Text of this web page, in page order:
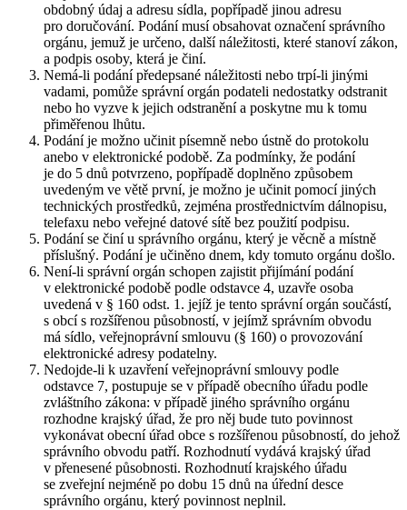
obdobný údaj a adresu sídla, popřípadě jinou adresu
pro doručování. Podání musí obsahovat označení správního
orgánu, jemuž je určeno, další náležitosti, které stanoví zákon,
a podpis osoby, která je činí.
Nemá-li podání předepsané náležitosti nebo trpí-li jinými
vadami, pomůže správní orgán podateli nedostatky odstranit
nebo ho vyzve k jejich odstranění a poskytne mu k tomu
přiměřenou lhůtu.
Podání je možno učinit písemně nebo ústně do protokolu
anebo v elektronické podobě. Za podmínky, že podání
je do 5 dnů potvrzeno, popřípadě doplněno způsobem
uvedeným ve větě první, je možno je učinit pomocí jiných
technických prostředků, zejména prostřednictvím dálnopisu,
telefaxu nebo veřejné datové sítě bez použití podpisu.
Podání se činí u správního orgánu, který je věcně a místně
příslušný. Podání je učiněno dnem, kdy tomuto orgánu došlo.
Není-li správní orgán schopen zajistit přijímání podání
v elektronické podobě podle odstavce 4, uzavře osoba
uvedená v § 160 odst. 1. jejíž je tento správní orgán součástí,
s obcí s rozšířenou působností, v jejímž správním obvodu
má sídlo, veřejnoprávní smlouvu (§ 160) o provozování
elektronické adresy podatelny.
Nedojde-li k uzavření veřejnoprávní smlouvy podle
odstavce 7, postupuje se v případě obecního úřadu podle
zvláštního zákona: v případě jiného správního orgánu
rozhodne krajský úřad, že pro něj bude tuto povinnost
vykonávat obecní úřad obce s rozšířenou působností, do jehož
správního obvodu patří. Rozhodnutí vydává krajský úřad
v přenesené působnosti. Rozhodnutí krajského úřadu
se zveřejní nejméně po dobu 15 dnů na úřední desce
správního orgánu, který povinnost neplnil.